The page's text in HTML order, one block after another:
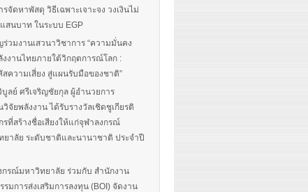
รจัดหาพัสดุ วิธีเฉพาะเจาะจง วงเงินไม่
แสนบาท ในระบบ EGP
ร่วมงานเสวนาวิชาการ “ความมั่นคง
งงานไทยภายใต้วิกฤตการณ์โลก :
สความเสี่ยง สู่แผนรับมือของชาติ”
บูลย์ ศรีเจริญชัยกุล ผู้อำนวยการ
วิจัยพลังงาน ได้รับรางวัลเชิดชูเกียรติ
รที่สร้างชื่อเสียงให้แก่จุฬาลงกรณ์
ยาลัย ระดับชาติและนานาชาติ ประจำปี
กรณ์มหาวิทยาลัย ร่วมกับ สำนักงาน
รมการส่งเสริมการลงทุน (BOI) จัดงาน